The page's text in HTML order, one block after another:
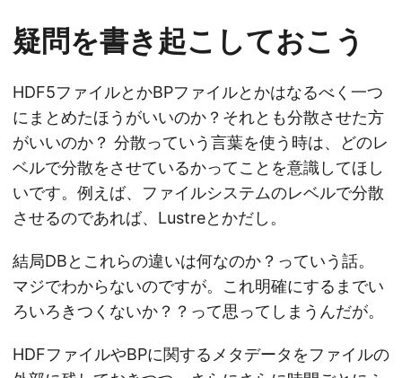
疑問を書き起こしておこう
HDF5ファイルとかBPファイルとかはなるべく一つ
にまとめたほうがいいのか？それとも分散させた方
がいいのか？ 分散っていう言葉を使う時は、どのレ
ベルで分散をさせているかってことを意識してほし
いです。例えば、ファイルシステムのレベルで分散
させるのであれば、Lustreとかだし。
結局DBとこれらの違いは何なのか？っていう話。
マジでわからないのですが。これ明確にするまでい
ろいろきつくないか？？って思ってしまうんだが。
HDFファイルやBPに関するメタデータをファイルの